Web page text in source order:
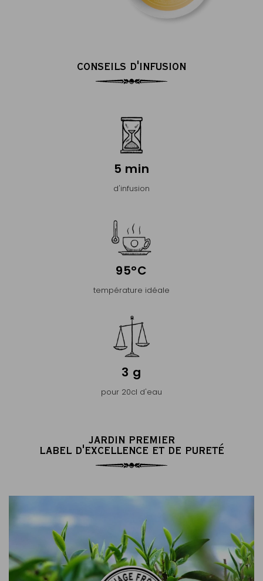
CONSEILS D'INFUSION
5 min
d'infusion
95°C
température idéale
3 g
pour 20cl d'eau
JARDIN PREMIER
LABEL D'EXCELLENCE ET DE PURETÉ